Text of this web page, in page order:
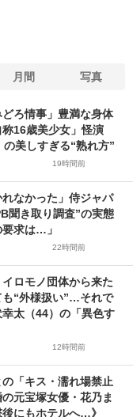
月間 写真
ろ情事」豊満な身体
16歳美少女」怪演
美しすぎる“熟れ方”
19時間前
れなかった」侍ジャパ
聞き取り調査”の実態
要求は…」
22時間前
イロモノ団体から来た
も“外様扱い”…それで
太（44）の「異色す
12時間前
「キス・濡れ場禁止
元宝塚女優・花乃ま
にもホテルへ…》